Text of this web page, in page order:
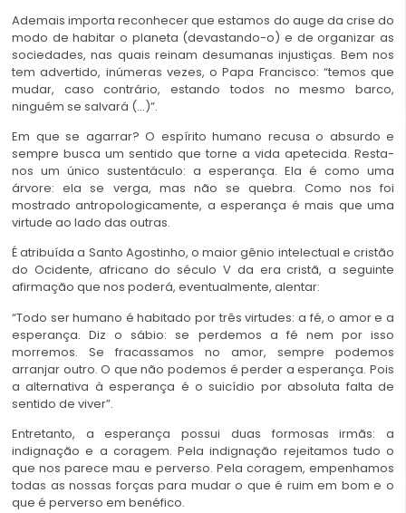
Ademais importa reconhecer que estamos do auge da crise do
modo de habitar o planeta (devastando-o) e de organizar as
sociedades, nas quais reinam desumanas injustiças. Bem nos
tem advertido, inúmeras vezes, o Papa Francisco: “temos que
mudar, caso contrário, estando todos no mesmo barco,
ninguém se salvará (…)”.
Em que se agarrar? O espírito humano recusa o absurdo e
sempre busca um sentido que torne a vida apetecida. Resta-
nos um único sustentáculo: a esperança. Ela é como uma
árvore: ela se verga, mas não se quebra. Como nos foi
mostrado antropologicamente, a esperança é mais que uma
virtude ao lado das outras.
É atribuída a Santo Agostinho, o maior gênio intelectual e cristão
do Ocidente, africano do século V da era cristã, a seguinte
afirmação que nos poderá, eventualmente, alentar:
“Todo ser humano é habitado por três virtudes: a fé, o amor e a
esperança. Diz o sábio: se perdemos a fé nem por isso
morremos. Se fracassamos no amor, sempre podemos
arranjar outro. O que não podemos é perder a esperança. Pois
a alternativa à esperança é o suicídio por absoluta falta de
sentido de viver”.
Entretanto, a esperança possui duas formosas irmãs: a
indignação e a coragem. Pela indignação rejeitamos tudo o
que nos parece mau e perverso. Pela coragem, empenhamos
todas as nossas forças para mudar o que é ruim em bom e o
que é perverso em benéfico.